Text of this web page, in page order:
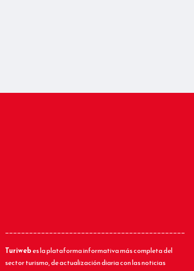
_____________________________________________
Turiwebes la plataforma informativa más completa del
sector turismo, de actualización diaria con las noticias